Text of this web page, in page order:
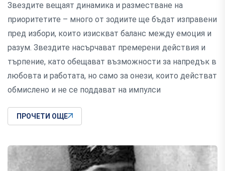
Звездите вещаят динамика и разместване на
приоритетите – много от зодиите ще бъдат изправени
пред избори, които изискват баланс между емоция и
разум. Звездите насърчават премерени действия и
търпение, като обещават възможности за напредък в
любовта и работата, но само за онези, които действат
обмислено и не се поддават на импулси
ПРОЧЕТИ ОЩЕ